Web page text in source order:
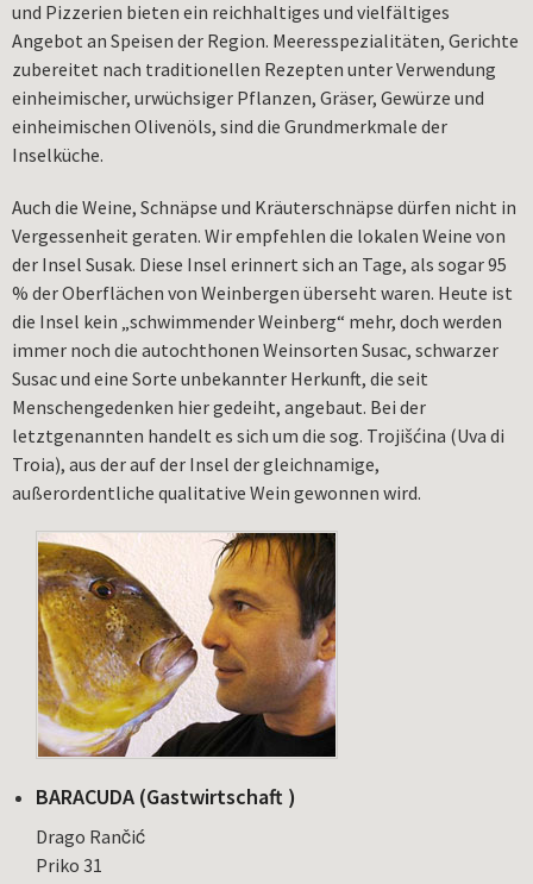
und Pizzerien bieten ein reichhaltiges und vielfältiges
Angebot an Speisen der Region. Meeresspezialitäten, Gerichte
zubereitet nach traditionellen Rezepten unter Verwendung
einheimischer, urwüchsiger Pflanzen, Gräser, Gewürze und
einheimischen Olivenöls, sind die Grundmerkmale der
Inselküche.
Auch die Weine, Schnäpse und Kräuterschnäpse dürfen nicht in
Vergessenheit geraten. Wir empfehlen die lokalen Weine von
der Insel Susak. Diese Insel erinnert sich an Tage, als sogar 95
% der Oberflächen von Weinbergen überseht waren. Heute ist
die Insel kein „schwimmender Weinberg“ mehr, doch werden
immer noch die autochthonen Weinsorten Susac, schwarzer
Susac und eine Sorte unbekannter Herkunft, die seit
Menschengedenken hier gedeiht, angebaut. Bei der
letztgenannten handelt es sich um die sog. Trojišćina (Uva di
Troia), aus der auf der Insel der gleichnamige,
außerordentliche qualitative Wein gewonnen wird.
BARACUDA (Gastwirtschaft )
Drago Rančić
Priko 31